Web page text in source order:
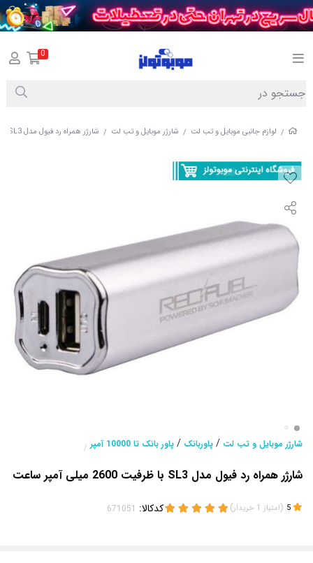
/ لوازم جانبی موبایل و تب لت / شارژر موبایل و تب لت / شارژر همراه رد فیول مدل SL3 با ظرفیت 2600 میلی آمپر ساعت
شارژر موبایل و تب لت / پاوربانک / پاور بانک تا 10000 آمپر /
شارژر همراه رد فیول مدل SL3 با ظرفیت 2600 میلی آمپر ساعت
(امتیاز 1 خریدار) کدکالا:
0